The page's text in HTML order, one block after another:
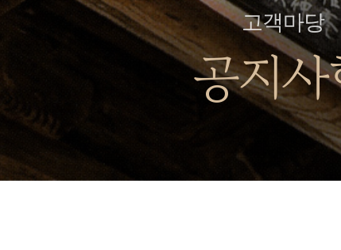
언론보도
발간도서
고객마당
공지